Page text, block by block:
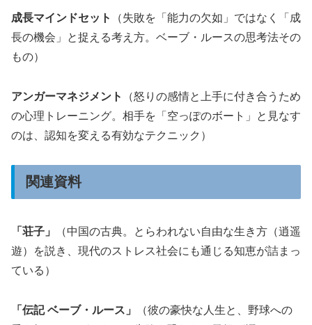
成長マインドセット
（失敗を「能力の欠如」ではなく「成
長の機会」と捉える考え方。ベーブ・ルースの思考法その
もの）
アンガーマネジメント
（怒りの感情と上手に付き合うため
の心理トレーニング。相手を「空っぽのボート」と見なす
のは、認知を変える有効なテクニック）
関連資料
「荘子」
（中国の古典。とらわれない自由な生き方（逍遥
遊）を説き、現代のストレス社会にも通じる知恵が詰まっ
ている）
「伝記 ベーブ・ルース」
（彼の豪快な人生と、野球への